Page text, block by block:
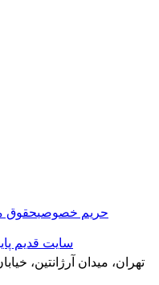
حریم خصوصیحقوق
سایت قدیم